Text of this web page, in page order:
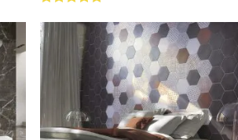
con4.71de
5